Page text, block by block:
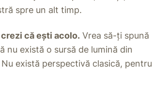
spre un alt timp.
că ești acolo. Vrea să-ți spună
nu există o sursă de lumină din
există perspectivă clasică, pentru